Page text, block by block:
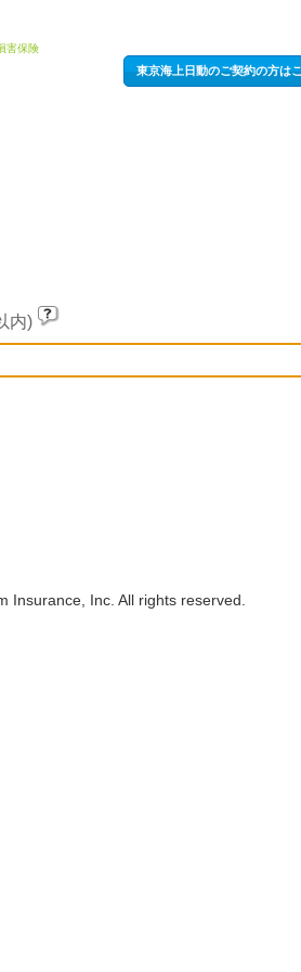
害保険
東京海上日動のご契約の方は
内)
Insurance, Inc. All rights reserved.